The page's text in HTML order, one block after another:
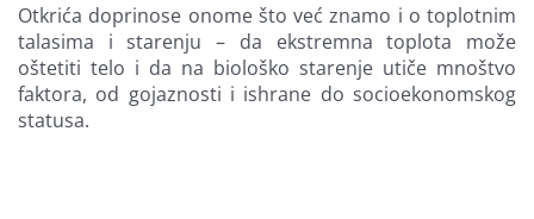
Otkrića doprinose onome što već znamo i o toplotnim
talasima i starenju – da ekstremna toplota može
oštetiti telo i da na biološko starenje utiče mnoštvo
faktora, od gojaznosti i ishrane do socioekonomskog
statusa.